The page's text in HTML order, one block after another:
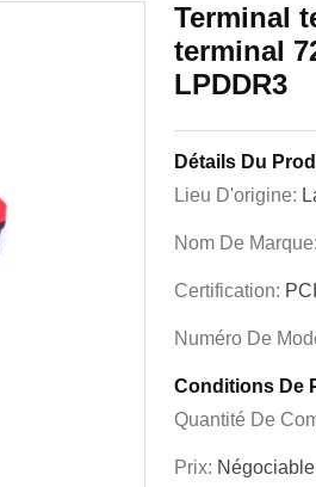
Terminal
terminal
LPDDR3
Détails Du
Lieu D'origine:
Nom De Marque:
Certification:
Numéro De
Conditions De
Quantité De
Prix: Négociable